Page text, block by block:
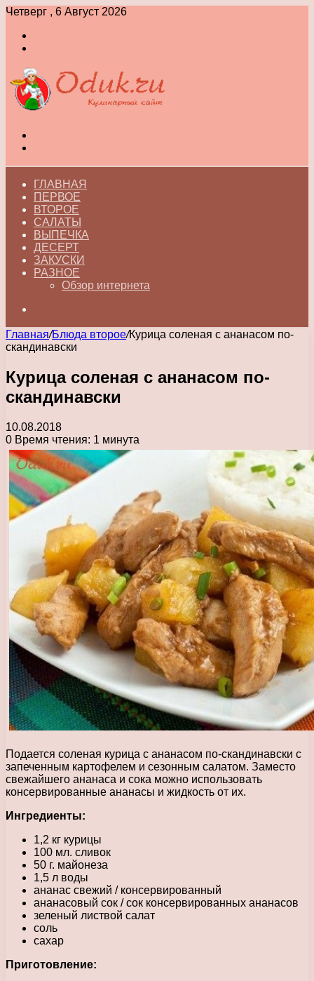
Четверг , 6 Август 2026
ГЛАВНАЯ
ПЕРВОЕ
ВТОРОЕ
САЛАТЫ
ВЫПЕЧКА
ДЕСЕРТ
ЗАКУСКИ
РАЗНОЕ
Обзор интернета
Главная/Блюда второе/Курица соленая с ананасом по-
скандинавски
Курица соленая с ананасом по-
скандинавски
10.08.2018
0 Время чтения: 1 минута
Подается соленая курица с ананасом по-скандинавски с
запеченным картофелем и сезонным салатом. Заместо
свежайшего ананаса и сока можно использовать
консервированные ананасы и жидкость от их.
Ингредиенты:
1,2 кг курицы
100 мл. сливок
50 г. майонеза
1,5 л воды
ананас свежий / консервированный
ананасовый сок / сок консервированных ананасов
зеленый листвой салат
соль
сахар
Приготовление: